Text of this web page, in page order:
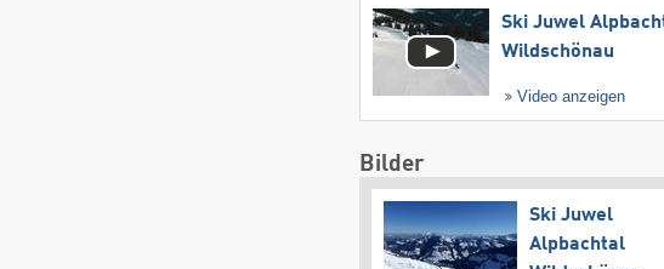
Ski Juwel
Wildschönau
Video anzeigen
Bilder
Ski Juwel
Alpbachtal